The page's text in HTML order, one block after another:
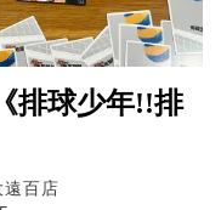
排球少年!!排
百店